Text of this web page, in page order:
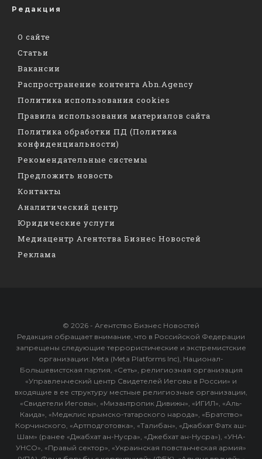
Редакция
О сайте
Статьи
Вакансии
Распространение контента Abn.Agency
Политика использования cookies
Правила использования материалов сайта
Политика обработки ПД (Политика
конфиденциальности)
Рекомендательные системы
Предложить новость
Контакты
Аналитический центр
Юридические услуги
Медиацентр Агентства Бизнес Новостей
Реклама
© 2026 - Агентство Бизнес Новостей
Редакция обращает внимание, что в Российской Федерации
запрещены следующие террористические и экстремистские
организации: Meta (Meta Platforms Inc), Национал-
Большевистская партия, «Сеть», религиозная организация
«Управленческий центр Свидетелей Иеговы в России» и
входящие в ее структуру местные религиозные организации,
«Свидетели Иеговы», «Мизантропик Дивижн», «ИГИЛ», «Аль-
Каида», «Меджлис крымско-татарского народа», «Братство»
Корчинского, «Артподготовка», «Талибан», «Джабхат Фатх аш-
Шам» (ранее «Джабхат ан-Нусра», «Джебхат ан-Нусра»), «УНА-
УНСО», «Правый сектор», «Украинская повстанческая армия»